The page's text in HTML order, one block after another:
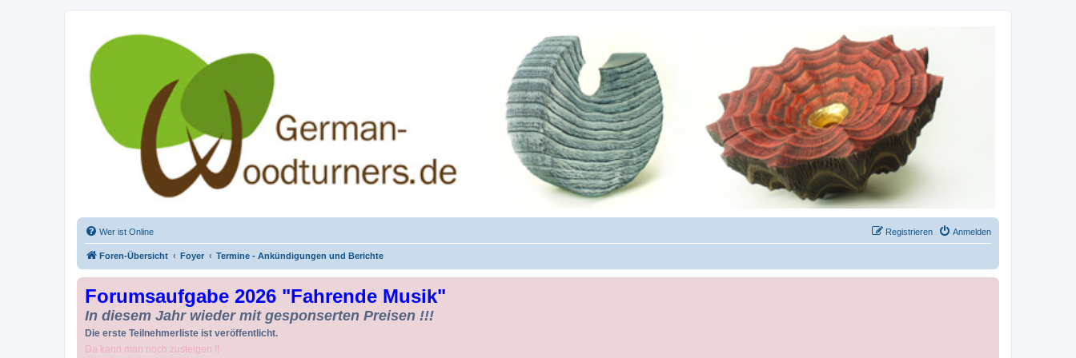
Drechseln und Kunsthandwerk - German-Woodturners *Forum Sauerland*
Der Treffpunkt für Drechsler und Freunde des Kunsthandwerks
Wer ist Online Anmelden
Registrieren
Foren-Übersicht Foyer Termine - Ankündigungen und Berichte
Forumsaufgabe 2026 "Fahrende Musik"
In diesem Jahr wieder mit gesponserten Preisen !!!
Die erste Teilnehmerliste ist veröffentlicht.
Da kann man noch zusteigen !!